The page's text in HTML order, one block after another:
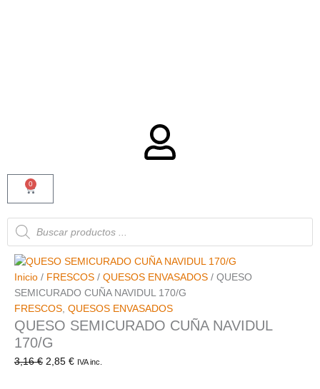
0
Carrito
Búsqueda
de
productos
Inicio / FRESCOS / QUESOS ENVASADOS / QUESO
SEMICURADO CUÑA NAVIDUL 170/G
FRESCOS QUESOS ENVASADOS
QUESO SEMICURADO CUÑA NAVIDUL
170/G
3,16€ 2,85 € IVA inc.